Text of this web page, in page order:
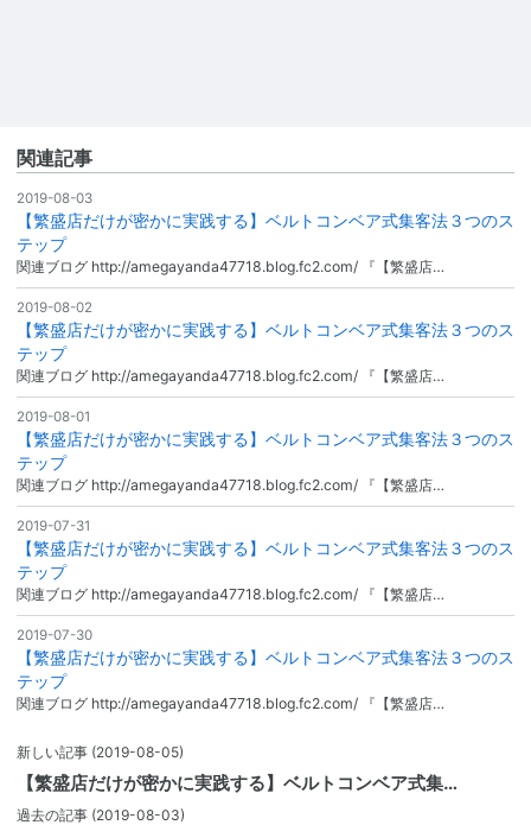
関連記事
2019-08-03
【繁盛店だけが密かに実践する】ベルトコンベア式集客法３つのス
テップ
関連ブログ http://amegayanda47718.blog.fc2.com/ 『【繁盛店…
2019-08-02
【繁盛店だけが密かに実践する】ベルトコンベア式集客法３つのス
テップ
関連ブログ http://amegayanda47718.blog.fc2.com/ 『【繁盛店…
2019-08-01
【繁盛店だけが密かに実践する】ベルトコンベア式集客法３つのス
テップ
関連ブログ http://amegayanda47718.blog.fc2.com/ 『【繁盛店…
2019-07-31
【繁盛店だけが密かに実践する】ベルトコンベア式集客法３つのス
テップ
関連ブログ http://amegayanda47718.blog.fc2.com/ 『【繁盛店…
2019-07-30
【繁盛店だけが密かに実践する】ベルトコンベア式集客法３つのス
テップ
関連ブログ http://amegayanda47718.blog.fc2.com/ 『【繁盛店…
新しい記事 (2019-08-05)
【繁盛店だけが密かに実践する】ベルトコンベア式集…
過去の記事 (2019-08-03)